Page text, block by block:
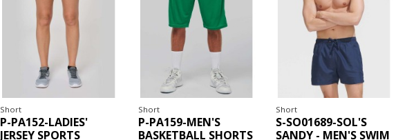
Short
P-PA152-LADIES'
JERSEY SPORTS
Short
P-PA159-MEN'S
BASKETBALL SHORTS
Short
S-SO01689-SOL'S
SANDY - MEN'S SWIM